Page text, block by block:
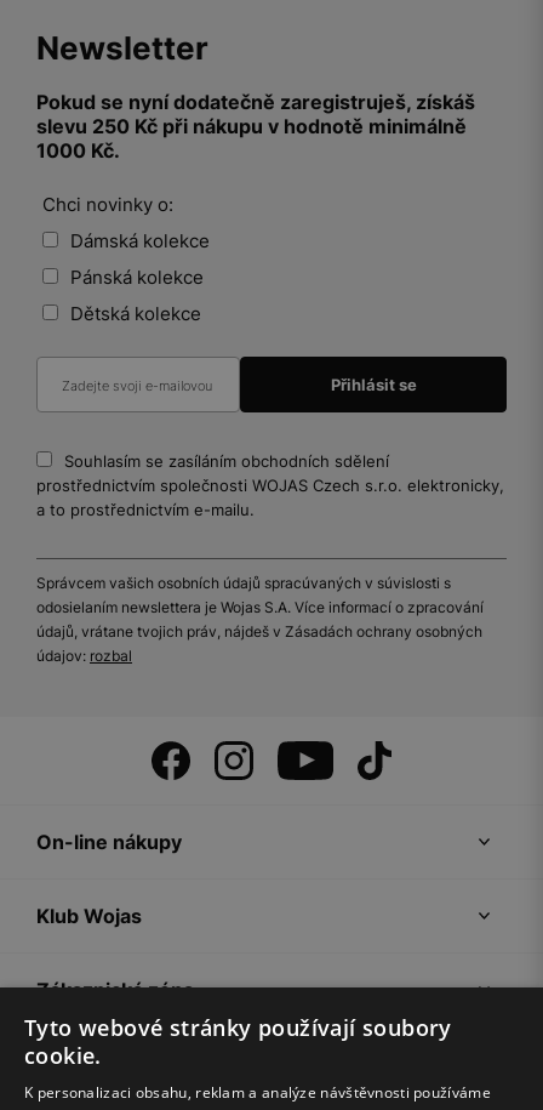
Newsletter
Pokud se nyní dodatečně zaregistruješ, získáš
slevu 250 Kč při nákupu v hodnotě minimálně
1000 Kč.
Chci novinky o:
Dámská kolekce
Pánská kolekce
Dětská kolekce
Souhlasím se zasíláním obchodních sdělení
prostřednictvím společnosti WOJAS Czech s.r.o. elektronicky,
a to prostřednictvím e-mailu.
Správcem vašich osobních údajů spracúvaných v súvislosti s
odosielaním newslettera je Wojas S.A. Více informací o zpracování
údajů, vrátane tvojich práv, nájdeš v Zásadách ochrany osobných
údajov: rozbal
On-line nákupy
Klub Wojas
Zákaznická zóna
Společnost Wojas
Tyto webové stránky používají soubory
cookie.
K personalizaci obsahu, reklam a analýze návštěvnosti používáme